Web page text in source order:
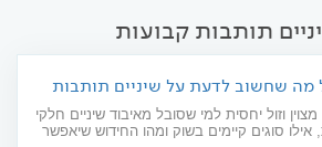
תותבות קבועות
מה שחשוב לדעת על שיניים תותבות
וזול יחסית למי שסובל מאיבוד שיניים חלקי
אילו סוגים קיימים בשוק ומהו החידוש שיאפשר